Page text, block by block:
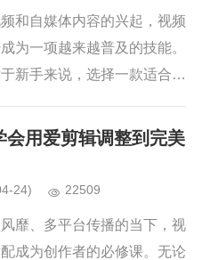
和自媒体内容的兴起，视频
为一项越来越普及的技能。
新手来说，选择一款适合自
工具，功能各异，操作难度也
用爱剪辑调整到完美
24) 22509
靡、多平台传播的当下，视
成为创作者的必修课。无论